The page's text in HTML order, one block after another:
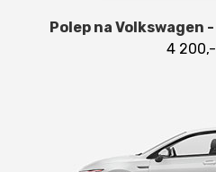
Polep na Volkswagen
4